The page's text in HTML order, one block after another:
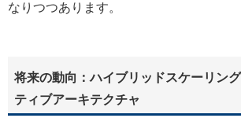
なりつつあります。
将来の動向：ハイブリッドスケーリン
ティブアーキテクチャ